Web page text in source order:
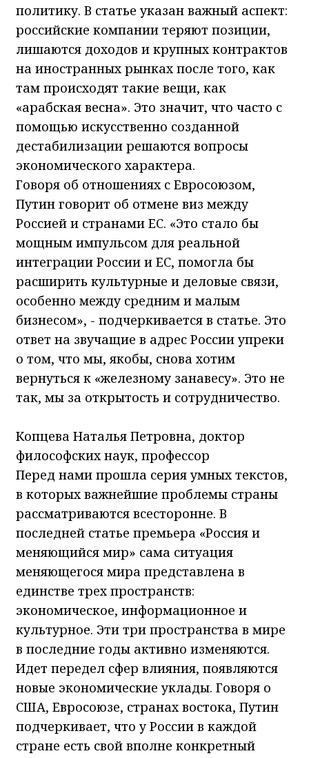
политику. В статье указан важный аспект:
российские компании теряют позиции,
лишаются доходов и крупных контрактов
на иностранных рынках после того, как
там происходят такие вещи, как
«арабская весна». Это значит, что часто с
помощью искусственно созданной
дестабилизации решаются вопросы
экономического характера.
Говоря об отношениях с Евросоюзом,
Путин говорит об отмене виз между
Россией и странами ЕС. «Это стало бы
мощным импульсом для реальной
интеграции России и ЕС, помогла бы
расширить культурные и деловые связи,
особенно между средним и малым
бизнесом», - подчеркивается в статье. Это
ответ на звучащие в адрес России упреки
о том, что мы, якобы, снова хотим
вернуться к «железному занавесу». Это не
так, мы за открытость и сотрудничество.
Копцева Наталья Петровна, доктор
философских наук, профессор
Перед нами прошла серия умных текстов,
в которых важнейшие проблемы страны
рассматриваются всесторонне. В
последней статье премьера «Россия и
меняющийся мир» сама ситуация
меняющегося мира представлена в
единстве трех пространств:
экономическое, информационное и
культурное. Эти три пространства в мире
в последние годы активно изменяются.
Идет передел сфер влияния, появляются
новые экономические уклады. Говоря о
США, Евросоюзе, странах востока, Путин
подчеркивает, что у России в каждой
стране есть свой вполне конкретный